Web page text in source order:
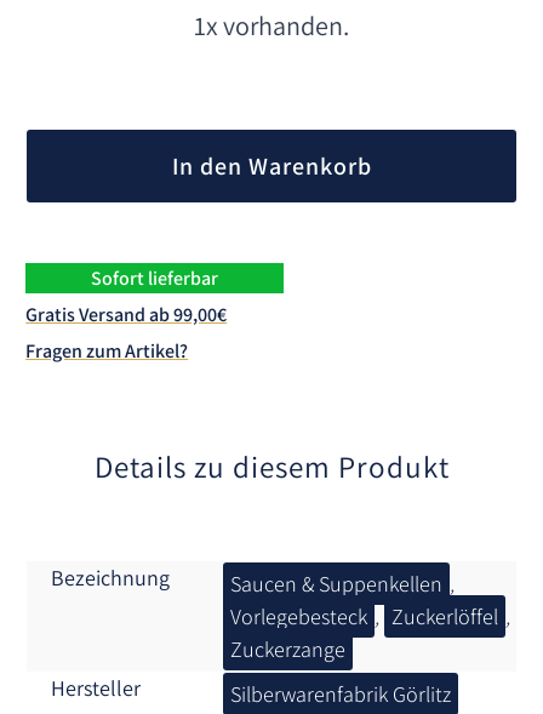
1x vorhanden.
In den Warenkorb
Sofort lieferbar
Gratis Versand ab 99,00€
Fragen zum Artikel?
Details zu diesem Produkt
Bezeichnung Saucen & Suppenkellen ,
Vorlegebesteck , Zuckerlöffel ,
Zuckerzange
Hersteller
Silberwarenfabrik Görlitz